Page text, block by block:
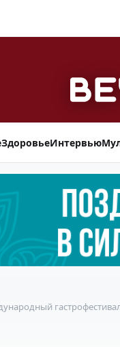
ЗдоровьеИнтервью